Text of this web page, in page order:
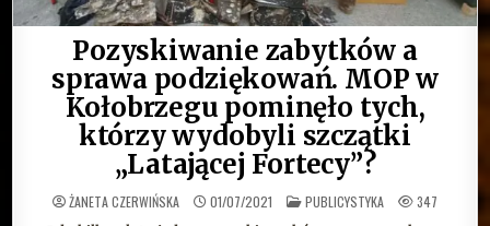
Pozyskiwanie zabytków a
sprawa podziękowań. MOP w
Kołobrzegu pominęło tych,
którzy wydobyli szczątki
„Latającej Fortecy”?
ŻANETA CZERWIŃSKA 01/07/2021 OPUBLIKOWANE
W
PUBLICYSTYKA 347